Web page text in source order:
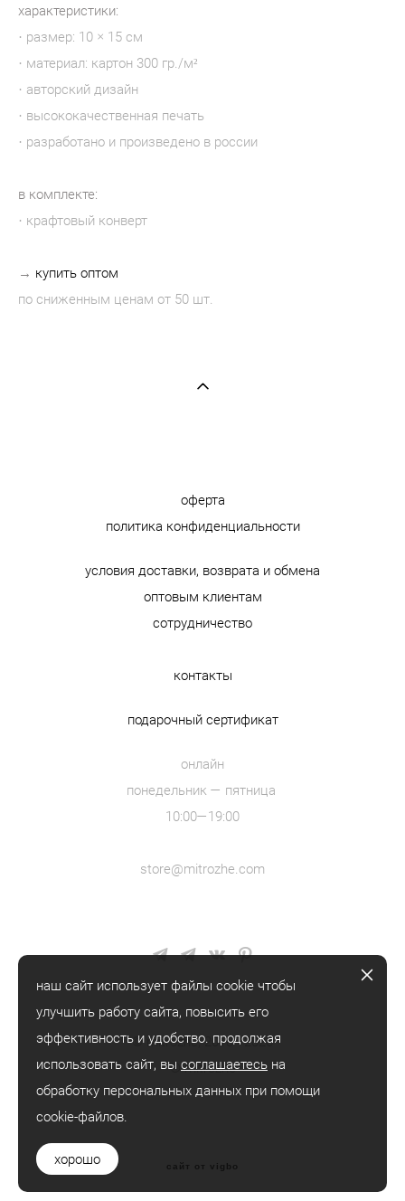
характеристики:
· размер: 10 × 15 см
· материал: картон 300 гр./м²
· авторский дизайн
· высококачественная печать
· разработано и произведено в россии
в комплекте:
· крафтовый конверт
→ купить оптом
по сниженным ценам от 50 шт.
оферта
политика конфиденциальности
условия доставки, возврата и обмена
оптовым клиентам
сотрудничество
контакты
подарочный сертификат
онлайн
понедельник — пятница
10:00—19:00
store@mitrozhe.com
© mitrozhe, 2018—2026
® mitrozhe
сайт от vigbo
наш сайт использует файлы cookie чтобы
улучшить работу сайта, повысить его
эффективность и удобство. продолжая
использовать сайт, вы соглашаетесь на
обработку персональных данных при помощи
cookie-файлов.
хорошо